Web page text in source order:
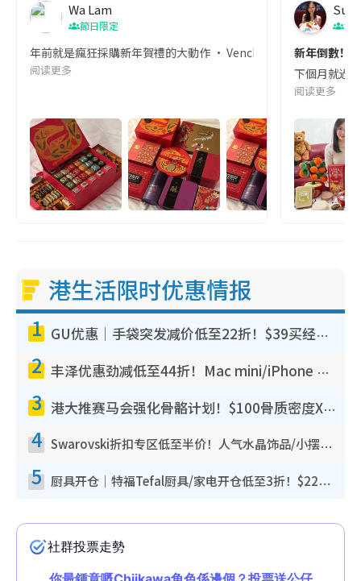
Wa Lam
節日限定
年前就是瘋狂採購新年賀禮的大動作 • Venchi的新年禮盒實在是
阅读更多
港
新年倒數！
下個月就過
阅读更多
港生活限时优惠情报
1 GU优惠｜手袋突发减价低至22折！$39买经典波士顿包/饺子包！饰物同步减价$29起！
2 丰泽优惠劲减低至44折！Mac mini/iPhone 17 Pro大减价！厨房家电$220起
3 港大推赛马会强化骨骼计划！$100骨质密度X光检查 完成免费运动训练送超市礼券！附参加资格
4 Swarovski折扣专区低至半价！人气水晶饰品/小摆设$138起！迪士尼款/水晶高跟鞋都有优惠
5 厨具开仓｜特福Tefal厨具/家电开仓低至3折！$220起买平底锅/炒锅/汤锅！电饭煲/吸尘器/挂烫机$418起